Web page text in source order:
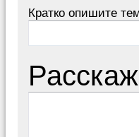
Кратко опишите